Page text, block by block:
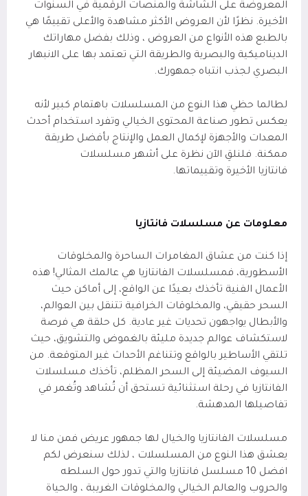
المعروضة على الشاشة والمنصات الرقمية في السنوات
الأخيرة. نظرًا لأن العروض الأكثر مشاهدة والأعلى تقييمًا هي
بالطبع هذه الأنواع من العروض ، وذلك بفضل مهاراتك
الديناميكية والبصرية والطريقة التي تعتمد بها على الانبهار
البصري لجذب انتباه جمهورك.
لطالما حظي هذا النوع من المسلسلات باهتمام كبير لأنه
يعكس تطور صناعة المحتوى الخيالي وتفرد استخدام أحدث
المعدات والأجهزة لإكمال العمل والإنتاج بأفضل طريقة
ممكنة. فلنلقِ الآن نظرة على أشهر مسلسلات
فانتازيا الأخيرة وتقييماتها.
معلومات عن مسلسلات فانتازيا
إذا كنت من عشاق المغامرات الساحرة والمخلوقات
الأسطورية، فمسلسلات الفانتازيا هي عالمك المثالي! هذه
الأعمال الفنية تأخذك بعيدًا عن الواقع، إلى أماكن حيث
السحر حقيقي، والمخلوقات الخرافية تتنقل بين العوالم،
والأبطال يواجهون تحديات غير عادية. كل حلقة هي فرصة
لاستكشاف عوالم جديدة مليئة بالغموض والتشويق، حيث
تلتقي الأساطير بالواقع وتتناغم الأحداث غير المتوقعة. من
السيوف المضيئة إلى السحر المظلم، تأخذك مسلسلات
الفانتازيا في رحلة استثنائية تستحق أن تُشاهد وتُغمر في
تفاصيلها المدهشة.
مسلسلات الفانتازيا والخيال لها جمهور عريض فمن منا لا
يعشق هذا النوع من المسلسلات ، لذلك سنعرض لكم
افضل 10 مسلسل فانتازيا والتي تدور حول السلطه
والحروب والعالم الخيالي والمخلوقات الغريبة ، والحياة